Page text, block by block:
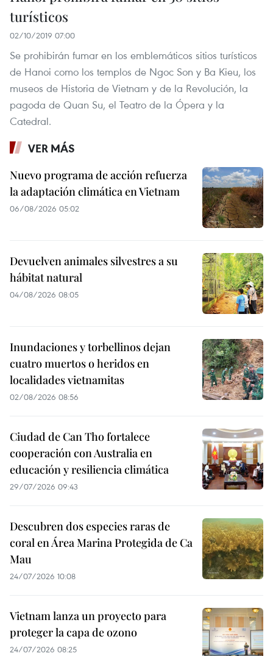
turísticos
02/10/2019 07:00
Se prohibirán fumar en los emblemáticos sitios turísticos
de Hanoi como los templos de Ngoc Son y Ba Kieu, los
museos de Historia de Vietnam y de la Revolución, la
pagoda de Quan Su, el Teatro de la Ópera y la
Catedral.
VER MÁS
Nuevo programa de acción refuerza
la adaptación climática en Vietnam
06/08/2026 05:02
Devuelven animales silvestres a su
hábitat natural
04/08/2026 08:05
Inundaciones y torbellinos dejan
cuatro muertos o heridos en
localidades vietnamitas
02/08/2026 08:56
Ciudad de Can Tho fortalece
cooperación con Australia en
educación y resiliencia climática
29/07/2026 09:43
Descubren dos especies raras de
coral en Área Marina Protegida de Ca
Mau
24/07/2026 10:08
Vietnam lanza un proyecto para
proteger la capa de ozono
24/07/2026 08:25